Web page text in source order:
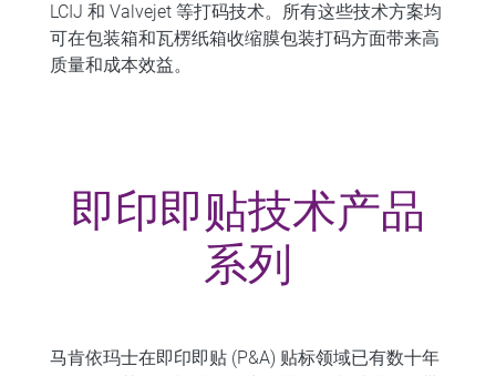
LCIJ 和 Valvejet 等打码技术。所有这些技术方案均
可在包装箱和瓦楞纸箱收缩膜包装打码方面带来高
质量和成本效益。
即印即贴技术产品
系列
马肯依玛士在即印即贴 (P&A) 贴标领域已有数十年